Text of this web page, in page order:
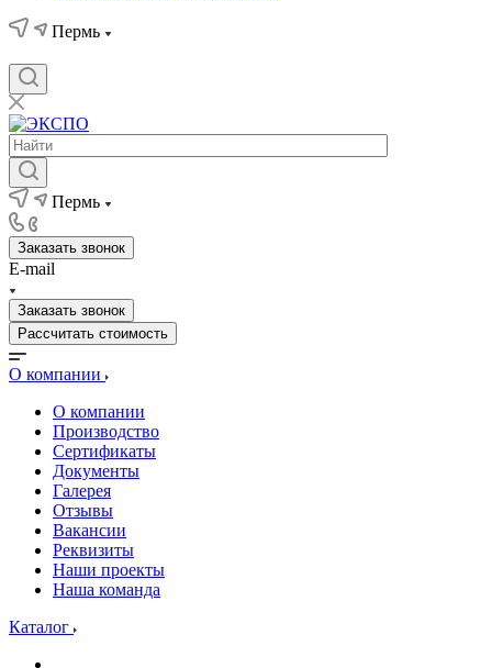
Пермь
Пермь
Заказать звонок
E-mail
Заказать звонок
Рассчитать стоимость
О компании
О компании
Производство
Сертификаты
Документы
Галерея
Отзывы
Вакансии
Реквизиты
Наши проекты
Наша команда
Каталог